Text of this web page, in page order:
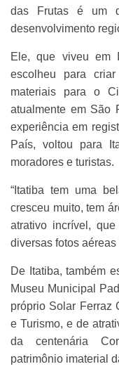
das Frutas é um
desenvolvimento
Ele, que viveu em
escolheu para
materiais para o
atualmente em São
experiência em
País, voltou para
moradores e turistas.
“Itatiba tem uma
cresceu muito, tem
atrativo incrível,
diversas fotos aéreas
De Itatiba, também
Museu Municipal
próprio Solar Ferraz
e Turismo, e de
da centenária
patrimônio imaterial